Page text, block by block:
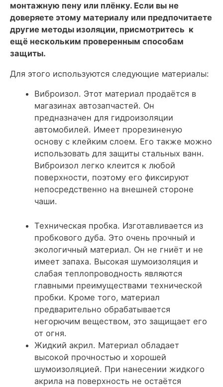
монтажную пену или плёнку. Если вы не
доверяете этому материалу или предпочитаете
другие методы изоляции, присмотритесь к
ещё нескольким проверенным способам
защиты.
Для этого используются следующие материалы:
Виброизол. Этот материал продаётся в
магазинах автозапчастей. Он
предназначен для гидроизоляции
автомобилей. Имеет прорезиненую
основу с клейким слоем. Его также можно
использовать для защиты стальных ванн.
Виброизол легко клеится к любой
поверхности, поэтому его фиксируют
непосредственно на внешней стороне
чаши.
Техническая пробка. Изготавливается из
пробкового дуба. Это очень прочный и
экологичный материал. Он не гниёт и не
имеет запаха. Высокая шумоизоляция и
слабая теплопроводность являются
главными преимуществами технической
пробки. Кроме того, материал
предварительно обрабатывается
негорючим веществом, это защищает его
от огня.
Жидкий акрил. Материал обладает
высокой прочностью и хорошей
шумоизоляцией. При нанесении жидкого
акрила на поверхность не остаётся